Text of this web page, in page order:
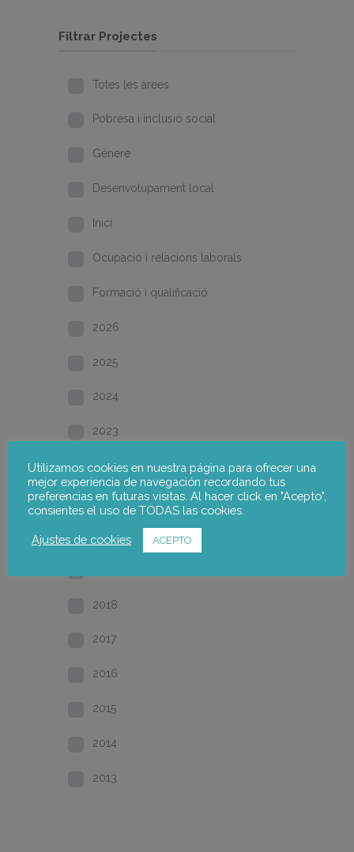
Filtrar Projectes
Totes les àrees
Pobresa i inclusió social
Gènere
Desenvolupament local
Inici
Ocupació i relacions laborals
Formació i qualificació
2026
2025
2024
2023
2022
2021
2020
2018
2017
2016
2015
2014
2013
Utilizamos cookies en nuestra página para ofrecer una
mejor experiencia de navegación recordando tus
preferencias en futuras visitas. Al hacer click en "Acepto",
consientes el uso de TODAS las cookies.
Ajustes de cookies ACEPTO